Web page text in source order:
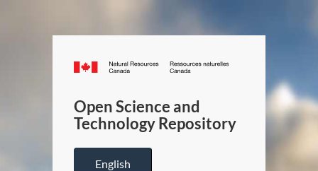
Canada.ca
/
Canada
Open Science and
Technology Repository
English